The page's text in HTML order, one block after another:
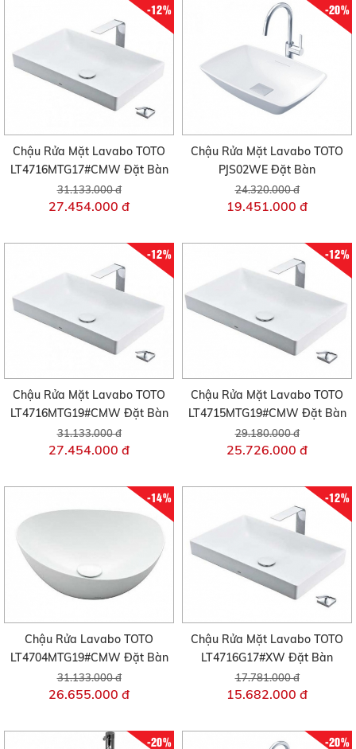
-12%
Chậu Rửa Mặt Lavabo TOTO
LT4716MTG17#CMW Đặt Bàn
31.133.000 đ
27.454.000 đ
-20%
Chậu Rửa Mặt Lavabo TOTO
PJS02WE Đặt Bàn
24.320.000 đ
19.451.000 đ
-12%
Chậu Rửa Mặt Lavabo TOTO
LT4716MTG19#CMW Đặt Bàn
31.133.000 đ
27.454.000 đ
-12%
Chậu Rửa Mặt Lavabo TOTO
LT4715MTG19#CMW Đặt Bàn
29.180.000 đ
25.726.000 đ
-14%
Chậu Rửa Lavabo TOTO
LT4704MTG19#CMW Đặt Bàn
31.133.000 đ
26.655.000 đ
-12%
Chậu Rửa Mặt Lavabo TOTO
LT4716G17#XW Đặt Bàn
17.781.000 đ
15.682.000 đ
-20% -20%